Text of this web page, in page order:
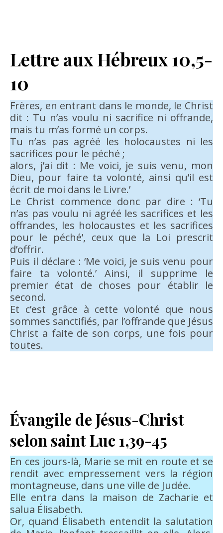
Lettre aux Hébreux 10,5-
10
Frères, en entrant dans le monde, le Christ
dit : Tu n’as voulu ni sacrifice ni offrande,
mais tu m’as formé un corps.
Tu n’as pas agréé les holocaustes ni les
sacrifices pour le péché ;
alors, j’ai dit : Me voici, je suis venu, mon
Dieu, pour faire ta volonté, ainsi qu’il est
écrit de moi dans le Livre.’
Le Christ commence donc par dire : ‘Tu
n’as pas voulu ni agréé les sacrifices et les
offrandes, les holocaustes et les sacrifices
pour le péché’, ceux que la Loi prescrit
d’offrir.
Puis il déclare : ‘Me voici, je suis venu pour
faire ta volonté.’ Ainsi, il supprime le
premier état de choses pour établir le
second.
Et c’est grâce à cette volonté que nous
sommes sanctifiés, par l’offrande que Jésus
Christ a faite de son corps, une fois pour
toutes.
Évangile de Jésus-Christ
selon saint Luc 1,39-45
En ces jours-là, Marie se mit en route et se
rendit avec empressement vers la région
montagneuse, dans une ville de Judée.
Elle entra dans la maison de Zacharie et
salua Élisabeth.
Or, quand Élisabeth entendit la salutation